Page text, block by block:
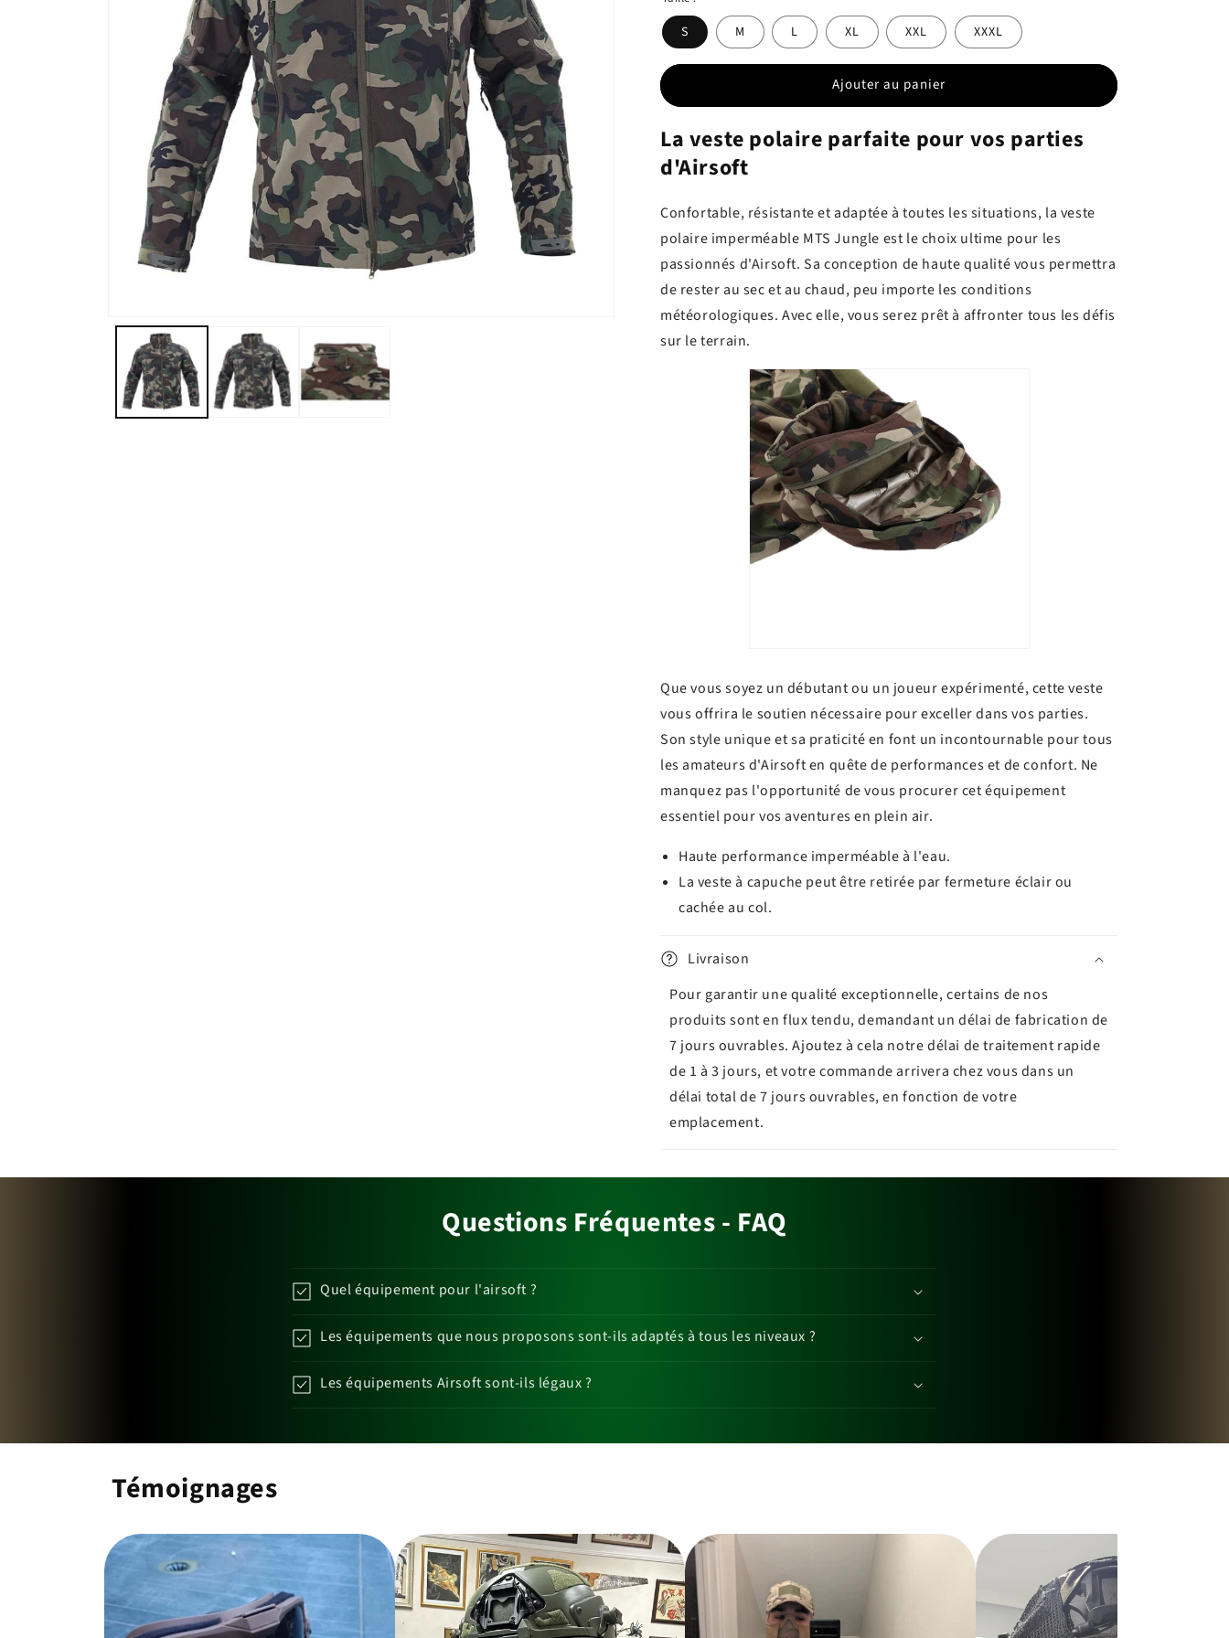
S M L XL XXL XXXL
Ajouter au panier
La veste polaire parfaite pour vos parties
d'Airsoft
Confortable, résistante et adaptée à toutes les situations, la veste
polaire imperméable MTS Jungle est le choix ultime pour les
passionnés d'Airsoft. Sa conception de haute qualité vous permettra
de rester au sec et au chaud, peu importe les conditions
météorologiques. Avec elle, vous serez prêt à affronter tous les défis
sur le terrain.
Que vous soyez un débutant ou un joueur expérimenté, cette veste
vous offrira le soutien nécessaire pour exceller dans vos parties.
Son style unique et sa praticité en font un incontournable pour tous
les amateurs d'Airsoft en quête de performances et de confort. Ne
manquez pas l'opportunité de vous procurer cet équipement
essentiel pour vos aventures en plein air.
Haute performance imperméable à l'eau.
La veste à capuche peut être retirée par fermeture éclair ou
cachée au col.
Livraison
Pour garantir une qualité exceptionnelle, certains de nos
produits sont en flux tendu, demandant un délai de fabrication de
7 jours ouvrables. Ajoutez à cela notre délai de traitement rapide
de 1 à 3 jours, et votre commande arrivera chez vous dans un
délai total de 7 jours ouvrables, en fonction de votre
emplacement.
Questions Fréquentes - FAQ
Quel équipement pour l'airsoft ?
Les équipements que nous proposons sont-ils adaptés à tous les niveaux ?
Les équipements Airsoft sont-ils légaux ?
Témoignages